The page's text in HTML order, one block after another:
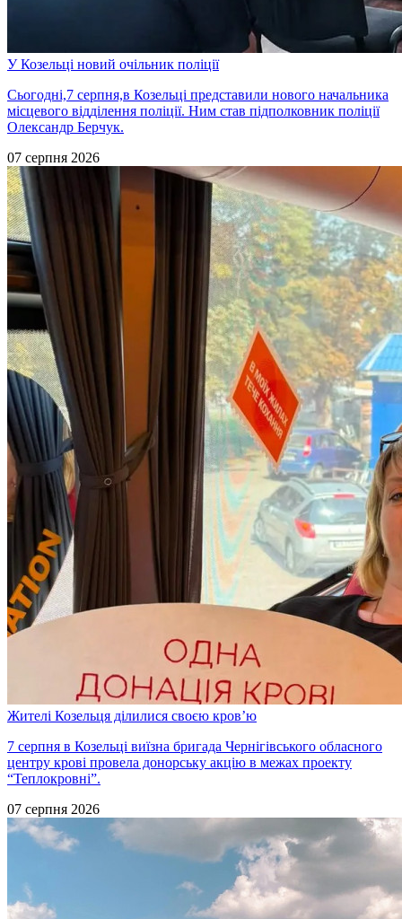
У Козельці новий очільник поліції
Сьогодні,7 серпня,в Козельці представили нового начальника
місцевого відділення поліції. Ним став підполковник поліції
Олександр Берчук.
07 серпня 2026
Жителі Козельця ділилися своєю кров’ю
7 серпня в Козельці виїзна бригада Чернігівського обласного
центру крові провела донорську акцію в межах проекту
“Теплокровні”.
07 серпня 2026